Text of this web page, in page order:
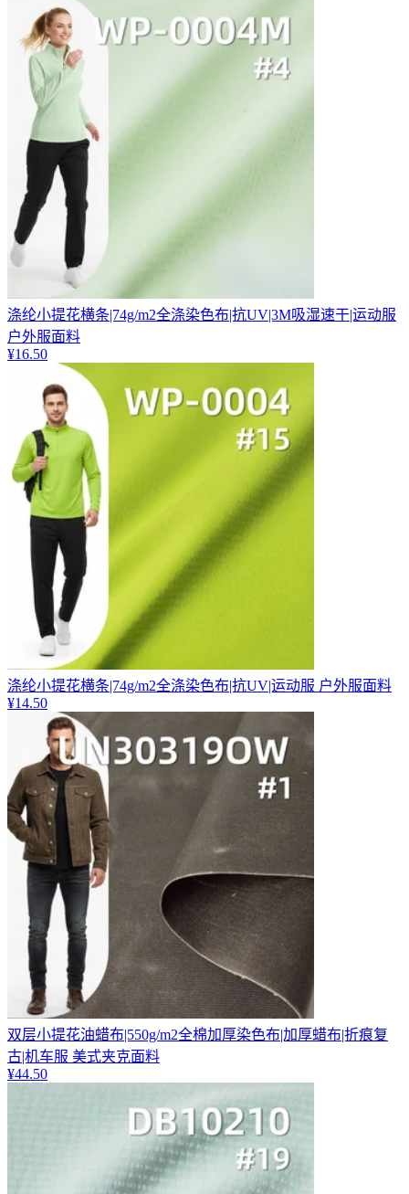
涤纶小提花横条|74g/m2全涤染色布|抗UV|3M吸湿速干|运动服
户外服面料
¥16.50
涤纶小提花横条|74g/m2全涤染色布|抗UV|运动服 户外服面料
¥14.50
双层小提花油蜡布|550g/m2全棉加厚染色布|加厚蜡布|折痕复
古|机车服 美式夹克面料
¥44.50